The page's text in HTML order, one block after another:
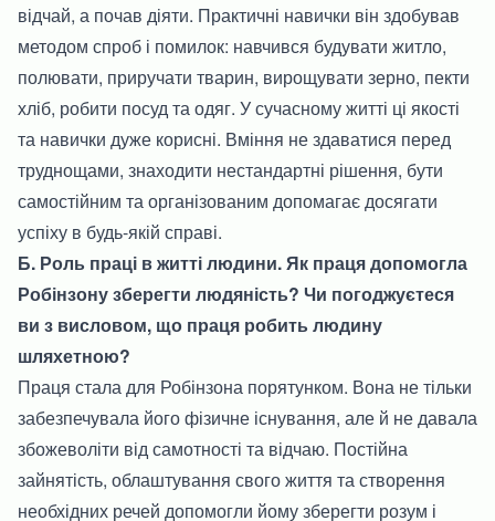
відчай, а почав діяти. Практичні навички він здобував
методом спроб і помилок: навчився будувати житло,
полювати, приручати тварин, вирощувати зерно, пекти
хліб, робити посуд та одяг. У сучасному житті ці якості
та навички дуже корисні. Вміння не здаватися перед
труднощами, знаходити нестандартні рішення, бути
самостійним та організованим допомагає досягати
успіху в будь-якій справі.
Б. Роль праці в житті людини. Як праця допомогла
Робінзону зберегти людяність? Чи погоджуєтеся
ви з висловом, що праця робить людину
шляхетною?
Праця стала для Робінзона порятунком. Вона не тільки
забезпечувала його фізичне існування, але й не давала
збожеволіти від самотності та відчаю. Постійна
зайнятість, облаштування свого життя та створення
необхідних речей допомогли йому зберегти розум і